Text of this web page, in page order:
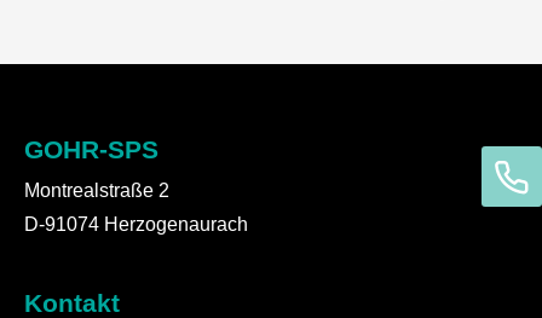
GOHR-SPS
Montrealstraße 2
D-91074 Herzogenaurach
Kontakt